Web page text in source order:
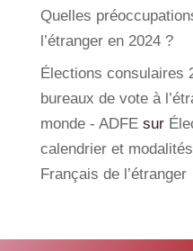
Quelles
l’étranger en 2024 ?
Élections consulaires
bureaux de vote à
monde - ADFEsur
calendrier et
Français de l’étranger